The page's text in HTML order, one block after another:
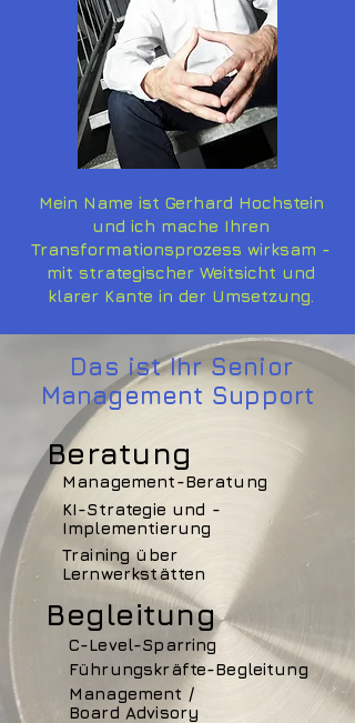
Mein Name ist Gerhard Hochstein
und ich mache Ihren
Transformationsprozess wirksam -
mit strategischer Weitsicht und
klarer Kante in der Umsetzung.
Das ist Ihr Senior
Management Support
Beratung
Management-Beratung
KI-Strategie und -
Implementierung
Training über
Lernwerkstätten
Begleitung
C-Level-Sparring
Führungskräfte-Begleitung
Management /
Board Advisory